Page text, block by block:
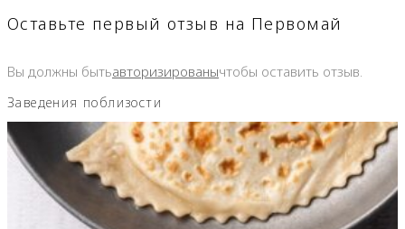
Оставьте первый отзыв на Первомай
Вы должны бытьавторизированычтобы оставить отзыв.
Заведения поблизости